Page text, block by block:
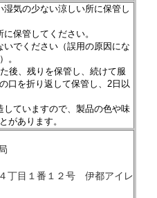
湿気の少ない涼しい所に保管し
に保管してください。
いでください（誤用の原因にな
。
後、残りを保管し、続けて服
口を折り返して保管し、2日以
していますので、製品の色や味
があります。
丁目１番１２号 伊都アイレ